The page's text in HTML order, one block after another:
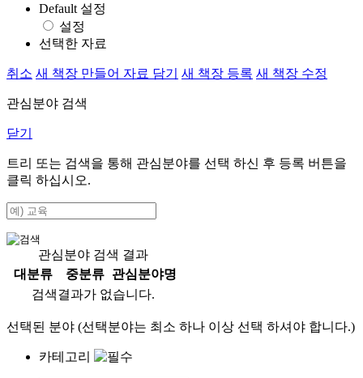
Default 설정
설정
선택한 자료
취소 새 책장 만들어 자료 담기 새 책장 등록 새 책장 수정
관심분야 검색
닫기
트리 또는 검색을 통해 관심분야를 선택 하신 후 등록 버튼을
클릭 하십시오.
관심분야 검색 결과
대분류
중분류
관심분야명
검색결과가 없습니다.
선택된 분야 (선택분야는 최소 하나 이상 선택 하셔야 합니다.)
카테고리